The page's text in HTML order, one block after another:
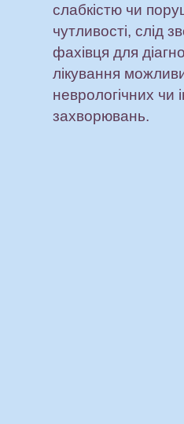
слабкістю чи
чутливості, слід
фахівця для
лікування
неврологічних чи
захворювань.